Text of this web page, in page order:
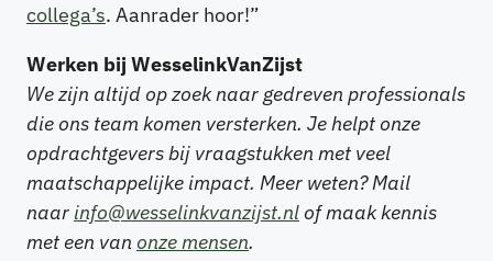
collega’s. Aanrader hoor!”
Werken bij WesselinkVanZijst
We zijn altijd op zoek naar gedreven professionals
die ons team komen versterken. Je helpt onze
opdrachtgevers bij vraagstukken met veel
maatschappelijke impact. Meer weten? Mail
naar info@wesselinkvanzijst.nl of maak kennis
met een van onze mensen.